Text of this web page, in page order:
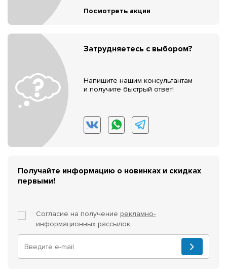
Посмотреть акции
Затрудняетесь с выбором?
Напишите нашим консультантам
и получите быстрый ответ!
Получайте информацию о новинках и скидках
первыми!
Согласие на получение рекламно-
информационных рассылок